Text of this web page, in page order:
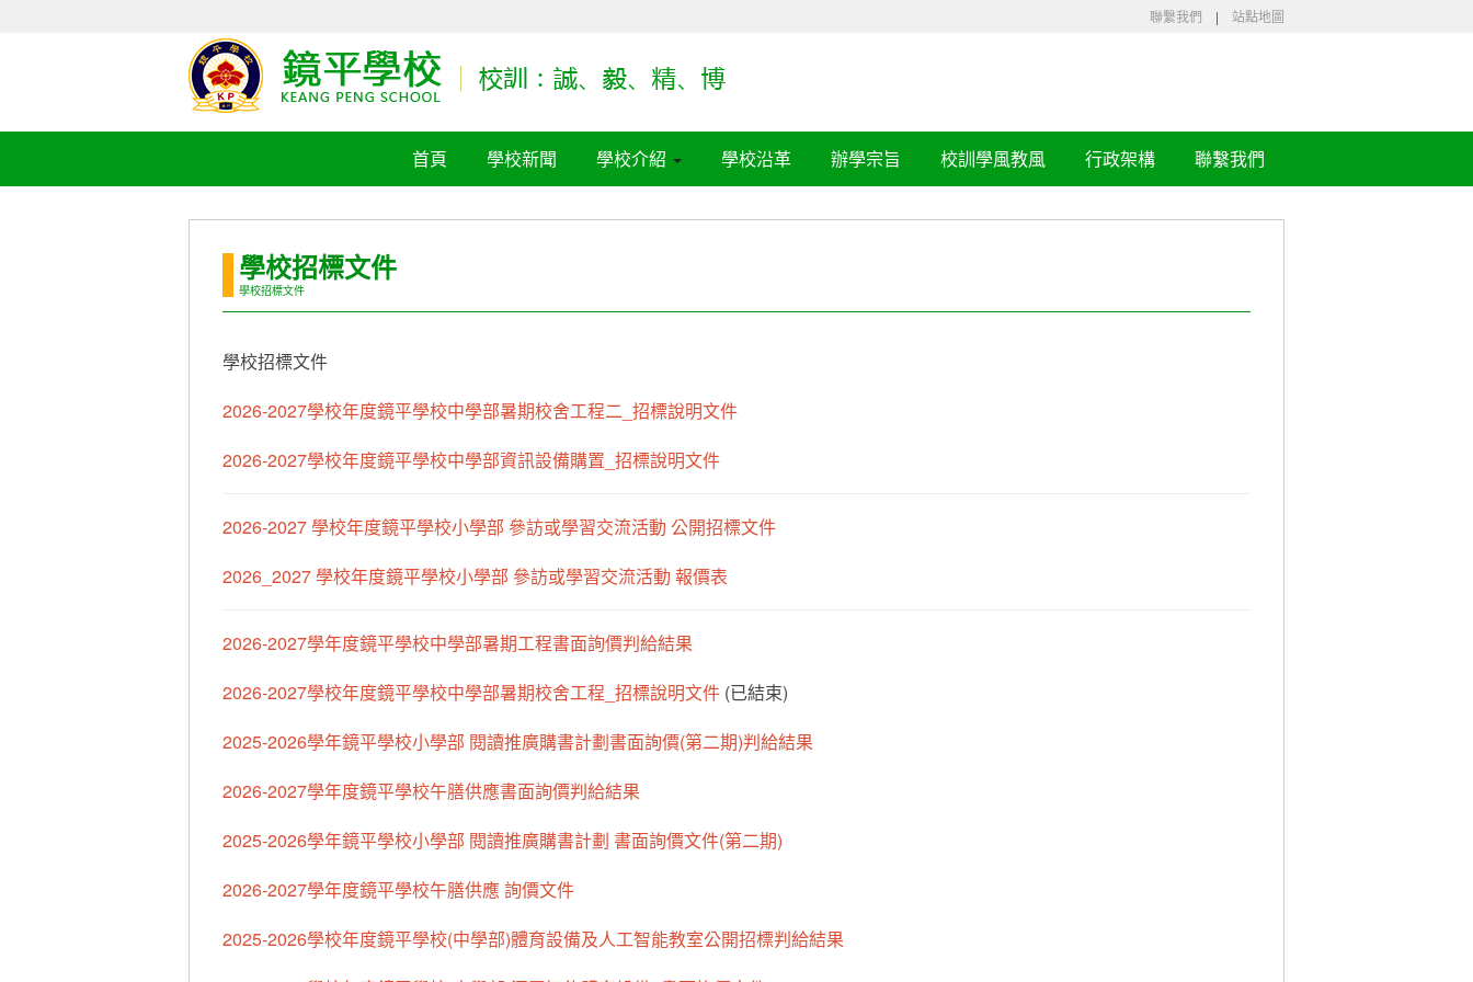
聯繫我們 | 站點地圖
首頁 學校新聞 學校介紹 學校沿革 辦學宗旨 校訓學風教風 行政架構 聯繫我們
學校招標文件
學校招標文件
學校招標文件
2026-2027學校年度鏡平學校中學部暑期校舍工程二_招標說明文件
2026-2027學校年度鏡平學校中學部資訊設備購置_招標說明文件
2026-2027 學校年度鏡平學校小學部 參訪或學習交流活動 公開招標文件
2026_2027 學校年度鏡平學校小學部 參訪或學習交流活動 報價表
2026-2027學年度鏡平學校中學部暑期工程書面詢價判給結果
2026-2027學校年度鏡平學校中學部暑期校舍工程_招標說明文件 (已結束)
2025-2026學年鏡平學校小學部 閱讀推廣購書計劃書面詢價(第二期)判給結果
2026-2027學年度鏡平學校午膳供應書面詢價判給結果
2025-2026學年鏡平學校小學部 閱讀推廣購書計劃 書面詢價文件(第二期)
2026-2027學年度鏡平學校午膳供應 詢價文件
2025-2026學校年度鏡平學校(中學部)體育設備及人工智能教室公開招標判給結果